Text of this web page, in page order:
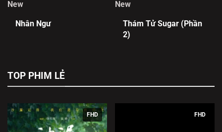
New
Nhân Ngư
New
Thám Tử Sugar (Phần
2)
TOP PHIM LẺ
FHD FHD